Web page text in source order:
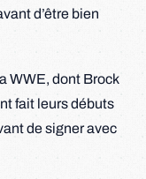
d’être bien
WWE, dont Brock
fait leurs débuts
de signer avec